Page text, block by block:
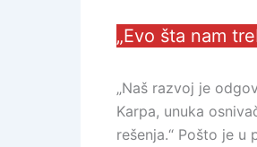
„Evo šta nam
„Naš razvoj je
Karpa, unuka
rešenja.“ Pošto je